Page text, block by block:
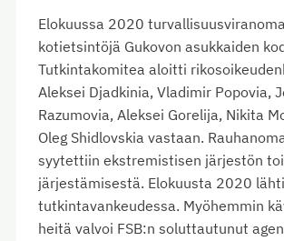
Elokuussa 2020
kotietsintöjä Gukovon asukkaiden
Tutkintakomitea aloitti
Aleksei Djadkinia, Vladimir Popovia,
Razumovia, Aleksei Gorelija, Nikita
Oleg Shidlovskia vastaan.
syytettiin ekstremistisen järjestön
järjestämisestä. Elokuusta 2020
tutkintavankeudessa. Myöhemmin
heitä valvoi FSB:n soluttautunut